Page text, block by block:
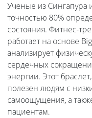
Ученые из Сингапура
точностью 80%
состояния. Фитнес-
работает на основе
анализирует
сердечных
энергии. Этот
полезен людям с
самоощущения, а
пациентам.